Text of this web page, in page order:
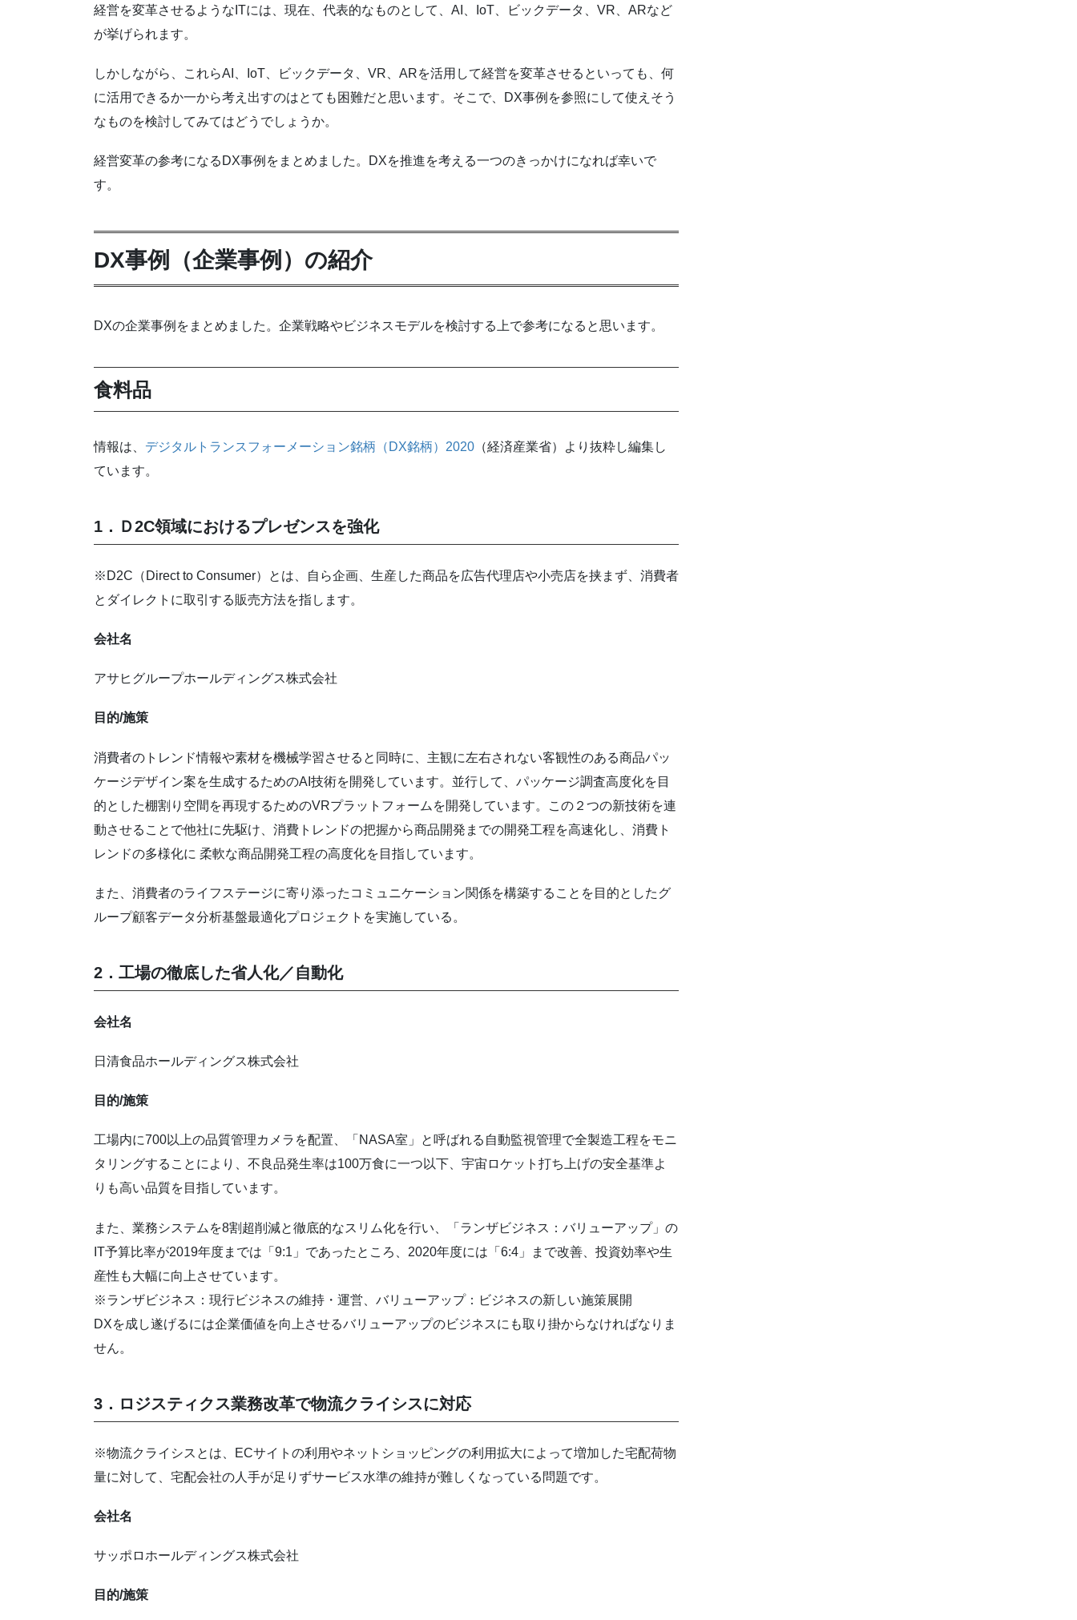
経営を変革させるようなITには、現在、代表的なものとして、AI、IoT、ビックデータ、VR、ARなど
が挙げられます。
しかしながら、これらAI、IoT、ビックデータ、VR、ARを活用して経営を変革させるといっても、何
に活用できるか一から考え出すのはとても困難だと思います。そこで、DX事例を参照にして使えそう
なものを検討してみてはどうでしょうか。
経営変革の参考になるDX事例をまとめました。DXを推進を考える一つのきっかけになれば幸いで
す。
DX事例（企業事例）の紹介
DXの企業事例をまとめました。企業戦略やビジネスモデルを検討する上で参考になると思います。
食料品
情報は、 デジタルトランスフォーメーション銘柄（DX銘柄）2020 （経済産業省）より抜粋し編集し
ています。
1．Ｄ2C領域におけるプレゼンスを強化
※D2C（Direct to Consumer）とは、自ら企画、生産した商品を広告代理店や小売店を挟まず、消費者
とダイレクトに取引する販売方法を指します。
会社名
アサヒグループホールディングス株式会社
目的/施策
消費者のトレンド情報や素材を機械学習させると同時に、主観に左右されない客観性のある商品パッ
ケージデザイン案を生成するためのAI技術を開発しています。並行して、パッケージ調査高度化を目
的とした棚割り空間を再現するためのVRプラットフォームを開発しています。この２つの新技術を連
動させることで他社に先駆け、消費トレンドの把握から商品開発までの開発工程を高速化し、消費ト
レンドの多様化に 柔軟な商品開発工程の高度化を目指しています。
また、消費者のライフステージに寄り添ったコミュニケーション関係を構築することを目的としたグ
ループ顧客データ分析基盤最適化プロジェクトを実施している。
2．工場の徹底した省人化／自動化
会社名
日清食品ホールディングス株式会社
目的/施策
工場内に700以上の品質管理カメラを配置、「NASA室」と呼ばれる自動監視管理で全製造工程をモニ
タリングすることにより、不良品発生率は100万食に一つ以下、宇宙ロケット打ち上げの安全基準よ
りも高い品質を目指しています。
また、業務システムを8割超削減と徹底的なスリム化を行い、「ランザビジネス：バリューアップ」の
IT予算比率が2019年度までは「9:1」であったところ、2020年度には「6:4」まで改善、投資効率や生
産性も大幅に向上させています。
※ランザビジネス：現行ビジネスの維持・運営、バリューアップ：ビジネスの新しい施策展開
DXを成し遂げるには企業価値を向上させるバリューアップのビジネスにも取り掛からなければなりま
せん。
3．ロジスティクス業務改革で物流クライシスに対応
※物流クライシスとは、ECサイトの利用やネットショッピングの利用拡大によって増加した宅配荷物
量に対して、宅配会社の人手が足りずサービス水準の維持が難しくなっている問題です。
会社名
サッポロホールディングス株式会社
目的/施策